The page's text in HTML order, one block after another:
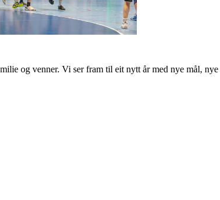
og venner. Vi ser fram til eit nytt år med nye mål,